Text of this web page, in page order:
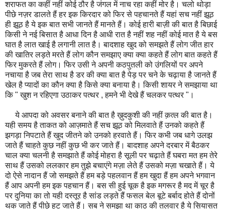
शराफत का कहीं नहीं कोई ठौर है जंगल में नाच रहा कहीं मोर है। चलो थोड़ा
पीछे नज़र डालते हैं हर इक किरदार को फिर से पहचानते हैं यहां सच नहीं झूठ
ही झूठ है ये इक बात सभी जानते हैं मानते हैं। कोई हारी बाज़ी की बात है बिछाई
किसी ने नई बिसात है आधा दिन है आधी रात है नहीं शह नहीं कोई मात है ये बस
घात है लात खाई है लगानी लात है। बादशाह खुद को समझते हैं लोग जीत हार
की खातिर लड़ते मरते हैं लोग कौन समझाए क्या क्या कहते हैं लोग बात कहते हैं
फिर मुकरते हैं लोग। फिर उसी ने अपनी कठपुतली को उंगलियों पर अपने
नचाया है जब तेरा साथ है डर की क्या बात है पेड़ पर चने के चढ़ाया है जानते हैं
खेल है प्यादों का कौन क्या है किसे क्या बनाया है। किसी शायर ने समझाया था
कि " खुश न रहिएगा उठाकर पत्थर , हमने भी देखे हैं चलकर पत्थर "।
ये आपदा को अवसर बनाने की बात है ख़ुदकुशी की नहीं क़त्ल की बात है।
यही समय है ताकत को आज़माते हैं सच झूठ को मिलवाते हैं उनको कहते हैं
झगड़ा निपटाते हैं खुद जीतने को उनको हरवाते हैं। फिर कभी जब धागे उलझ
जाते हैं चाहते कुछ नहीं कुछ भी कर जाते हैं। बादशाह अपने दरबार में बैठकर
चाल क्या चलनी है समझाते हैं कोई मोहरा है सूली पर चढ़ाते हैं घबरा मत हम तेरे
साथ हैं उसको ललकार हम तुझे बचाएंगे मज़ा लेते हैं उसको मज़ा चखाते हैं। ये
दो ऐसे नादान हैं जो समझते हैं हम बड़े पहलवान हैं हम खुदा हैं हम अपने भगवान
हैं आप अपनी हम इक पहचान हैं। बस सी हुई चूक है इक मगरूर है मद में चूर है
पर दुनिया का तो यही दस्तूर है सांड लड़ते हैं फसल बेल बूटे बर्बाद होते हैं दोनों
थक जाते हैं पीछे हट जाते हैं। सब ने समझा था काठ की तलवार है ये सियासत